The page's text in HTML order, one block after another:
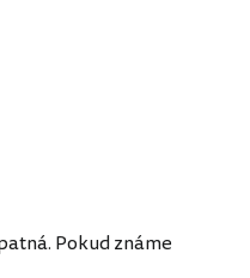
Pokud známe